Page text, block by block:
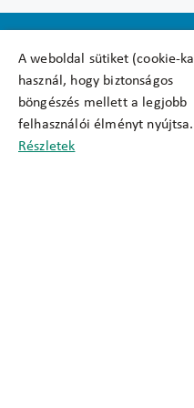
A weboldal sütiket (cookie-
használ, hogy biztonságos
böngészés mellett a legjobb
felhasználói élményt nyújtsa.
Részletek